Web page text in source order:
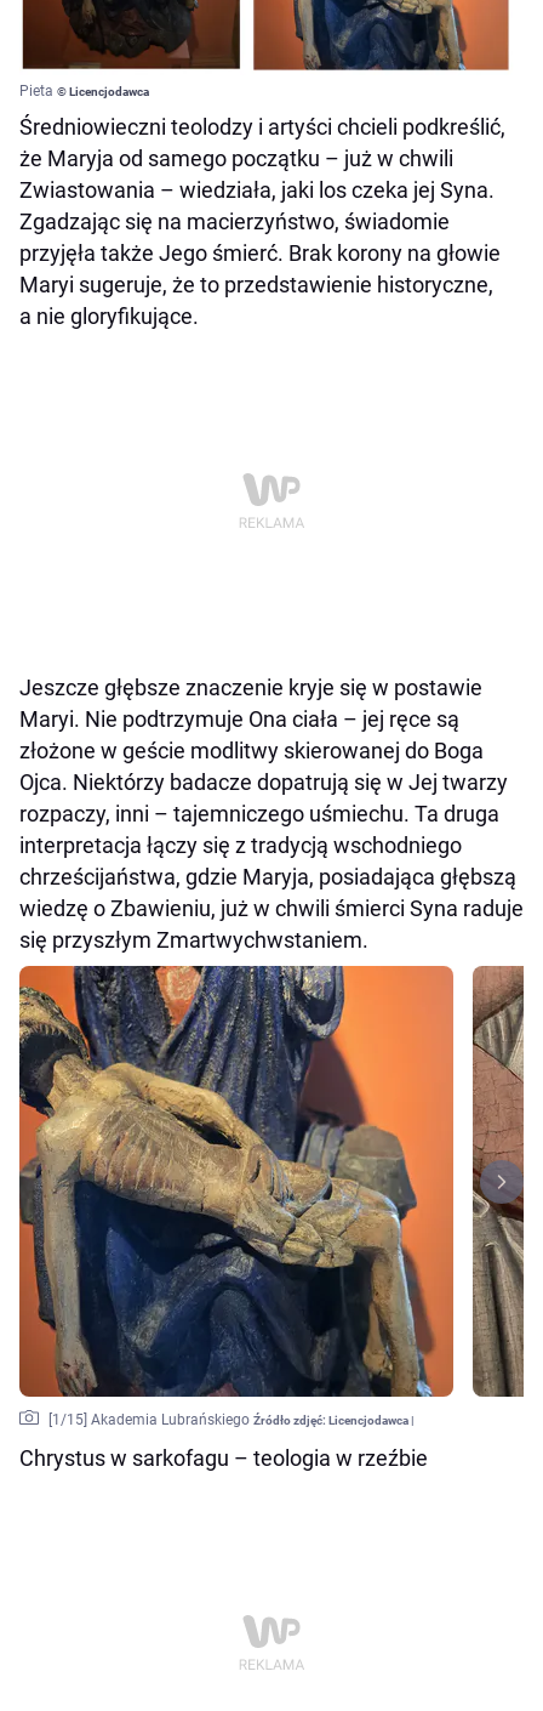
Pieta © Licencjodawca
Średniowieczni teolodzy i artyści chcieli podkreślić,
że Maryja od samego początku – już w chwili
Zwiastowania – wiedziała, jaki los czeka jej Syna.
Zgadzając się na macierzyństwo, świadomie
przyjęła także Jego śmierć. Brak korony na głowie
Maryi sugeruje, że to przedstawienie historyczne,
a nie gloryfikujące.
Jeszcze głębsze znaczenie kryje się w postawie
Maryi. Nie podtrzymuje Ona ciała – jej ręce są
złożone w geście modlitwy skierowanej do Boga
Ojca. Niektórzy badacze dopatrują się w Jej twarzy
rozpaczy, inni – tajemniczego uśmiechu. Ta druga
interpretacja łączy się z tradycją wschodniego
chrześcijaństwa, gdzie Maryja, posiadająca głębszą
wiedzę o Zbawieniu, już w chwili śmierci Syna raduje
się przyszłym Zmartwychwstaniem.
1 /15] Akademia Lubrańskiego Źródło zdjęć: Licencjodawca |
Chrystus w sarkofagu – teologia w rzeźbie